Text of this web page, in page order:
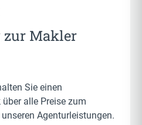
zur Makler
Sie einen
alle Preise zum
Agenturleistungen.